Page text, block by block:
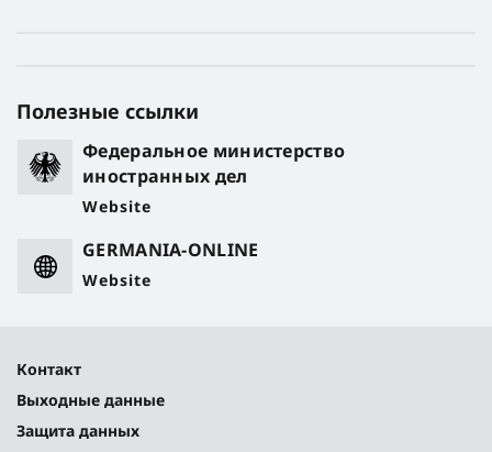
Полезные ссылки
Федеральное министерство
иностранных дел
Website
GERMANIA-ONLINE
Website
Контакт
Выходные данные
Защита данных